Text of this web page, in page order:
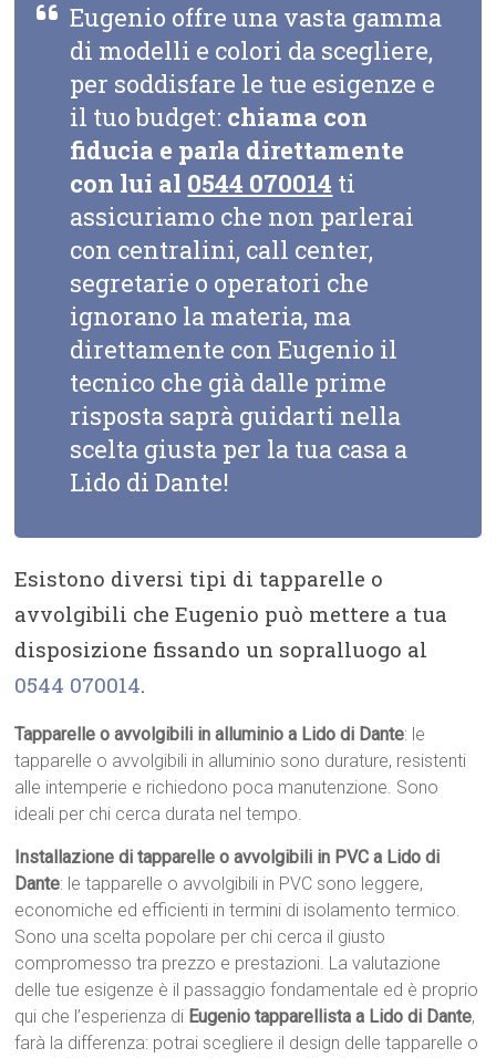
Eugenio offre una vasta gamma
di modelli e colori da scegliere,
per soddisfare le tue esigenze e
il tuo budget: chiama con
fiducia e parla direttamente
con lui al 0544 070014 ti
assicuriamo che non parlerai
con centralini, call center,
segretarie o operatori che
ignorano la materia, ma
direttamente con Eugenio il
tecnico che già dalle prime
risposta saprà guidarti nella
scelta giusta per la tua casa a
Lido di Dante!
Esistono diversi tipi di tapparelle o
avvolgibili che Eugenio può mettere a tua
disposizione fissando un sopralluogo al
0544 070014.
Tapparelle o avvolgibili in alluminio a Lido di Dante: le
tapparelle o avvolgibili in alluminio sono durature, resistenti
alle intemperie e richiedono poca manutenzione. Sono
ideali per chi cerca durata nel tempo.
Installazione di tapparelle o avvolgibili in PVC a Lido di
Dante: le tapparelle o avvolgibili in PVC sono leggere,
economiche ed efficienti in termini di isolamento termico.
Sono una scelta popolare per chi cerca il giusto
compromesso tra prezzo e prestazioni. La valutazione
delle tue esigenze è il passaggio fondamentale ed è proprio
qui che l’esperienza di Eugenio tapparellista a Lido di Dante,
farà la differenza: potrai scegliere il design delle tapparelle o